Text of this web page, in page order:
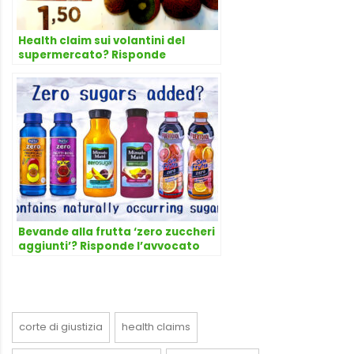
Health claim sui volantini del
supermercato? Risponde
Bevande alla frutta ‘zero zuccheri
aggiunti’? Risponde l’avvocato
corte di giustizia health claims